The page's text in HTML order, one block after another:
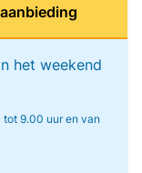
het weekend
tot 9.00 uur en van